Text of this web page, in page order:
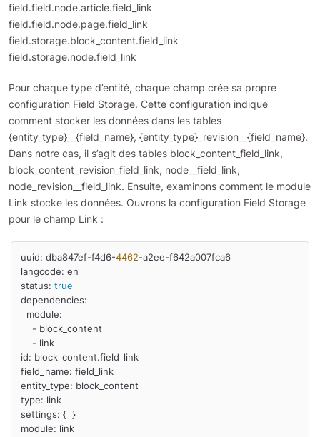
field.field.node.article.field_link
field.field.node.page.field_link
field.storage.block_content.field_link
field.storage.node.field_link
Pour chaque type d’entité, chaque champ crée sa propre
configuration Field Storage. Cette configuration indique
comment stocker les données dans les tables
{entity_type}__{field_name}, {entity_type}_revision__{field_name}.
Dans notre cas, il s’agit des tables block_content_field_link,
block_content_revision_field_link, node__field_link,
node_revision__field_link. Ensuite, examinons comment le module
Link stocke les données. Ouvrons la configuration Field Storage
pour le champ Link :
uuid: dba847ef-f4d6-4462-a2ee-f642a007fca6
langcode: en
status: true
dependencies:
id: block_content.field_link
field_name: field_link
entity_type: block_content
type: link
settings: {  }
module: link